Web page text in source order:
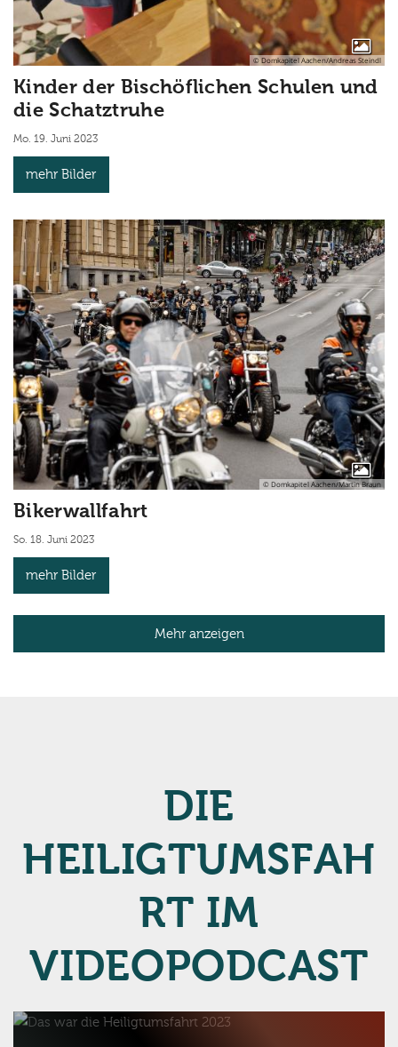
© Domkapitel Aachen/Andreas Steindl
Kinder der Bischöflichen Schulen und
die Schatztruhe
Mo. 19. Juni 2023
mehr Bilder
© Domkapitel Aachen/Martin Braun
Bikerwallfahrt
So. 18. Juni 2023
mehr Bilder
Mehr anzeigen
DIE
HEILIGTUMSFAH
RT IM
VIDEOPODCAST